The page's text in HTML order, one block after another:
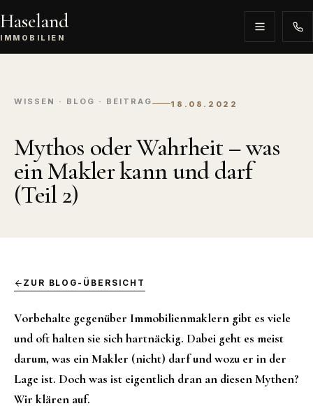
Haseland
IMMOBILIEN
WISSEN · BLOG · BEITRAG 18.08.2022
Mythos oder Wahrheit – was
ein Makler kann und darf
(Teil 2)
ZUR BLOG-ÜBERSICHT
Vorbehalte gegenüber Immobilienmaklern gibt es viele
und oft halten sie sich hartnäckig. Dabei geht es meist
darum, was ein Makler (nicht) darf und wozu er in der
Lage ist. Doch was ist eigentlich dran an diesen Mythen?
Wir klären auf.